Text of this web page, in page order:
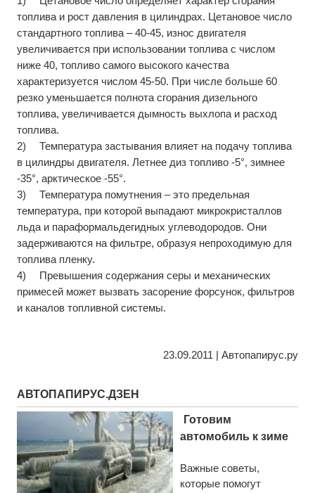
топлива и рост давления в цилиндрах. Цетановое число
стандартного топлива – 40-45, износ двигателя
увеличивается при использовании топлива с числом
ниже 40, топливо самого высокого качества
характеризуется числом 45-50. При числе больше 60
резко уменьшается полнота сгорания дизельного
топлива, увеличивается дымность выхлопа и расход
топлива.
2)
Температура застывания влияет на подачу топлива
в цилиндры двигателя. Летнее диз топливо -5°, зимнее
-35°, арктическое -55°.
3)
Температура помутнения – это предельная
температура, при которой выпадают микрокристаллов
льда и параформальдегидных углеводородов. Они
задерживаются на фильтре, образуя непроходимую для
топлива пленку.
4)
Превышения содержания серы и механических
примесей может вызвать засорение форсунок, фильтров
и каналов топливной системы.
23.09.2011 | Автопапирус.ру
АВТОПАПИРУС.ДЗЕН
Готовим
автомобиль к зиме
Важные советы,
которые помогут